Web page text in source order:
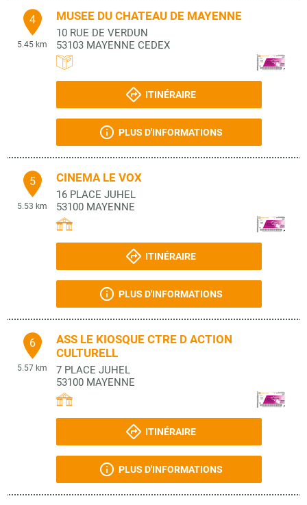
4
5.45 km
MUSEE DU CHATEAU DE MAYENNE
10 RUE DE VERDUN
53103 MAYENNE CEDEX
ITINÉRAIRE
PLUS D'INFORMATIONS
5
5.53 km
CINEMA LE VOX
16 PLACE JUHEL
53100 MAYENNE
ITINÉRAIRE
PLUS D'INFORMATIONS
6
5.57 km
ASS LE KIOSQUE CTRE D ACTION
CULTURELL
7 PLACE JUHEL
53100 MAYENNE
ITINÉRAIRE
PLUS D'INFORMATIONS